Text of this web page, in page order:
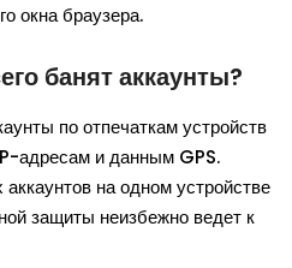
окна браузера.
банят аккаунты?
по отпечаткам устройств
адресам и данным GPS.
на одном устройстве
защиты неизбежно ведет к